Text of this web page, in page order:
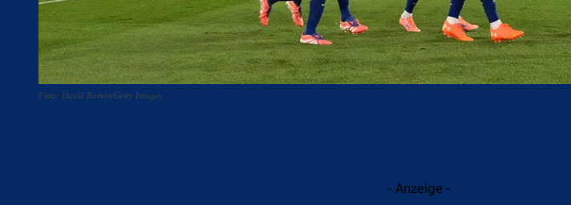
Foto: David Ramos/Getty Images
- Anzeige -